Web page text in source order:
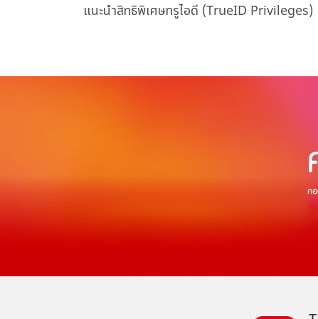
แนะนำสิทธิพิเศษทรูไอดี (TrueID Privileges)